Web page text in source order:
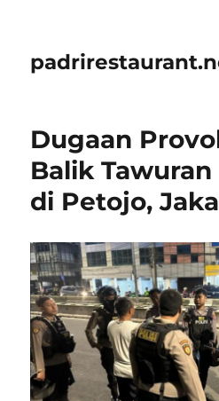
Dugaan
Balik
di Petojo,